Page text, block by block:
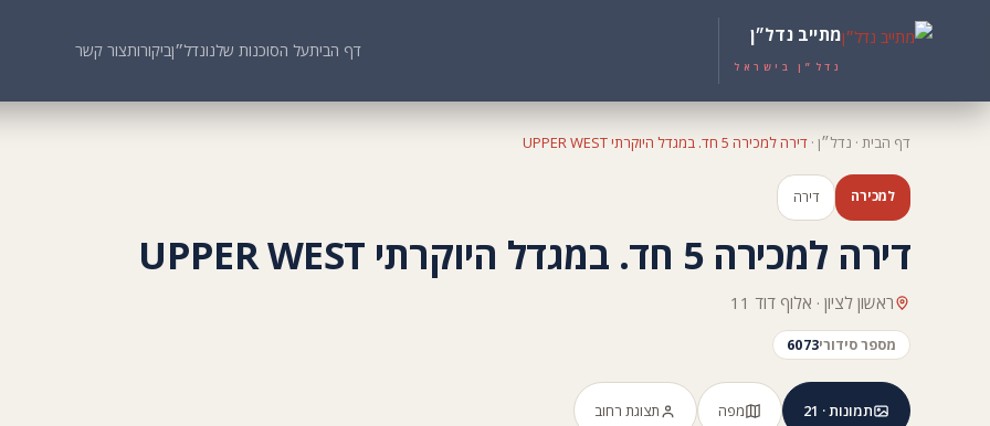
מתייב נדל״ן
נדל״ן בישראל
דף הביתעל הסוכנות שלנונדל״ןביקורותצור קשר
דף הבית · נדל״ן · דירה למכירה 5 חד. במגדל היוקרתי UPPER WEST
למכירה דירה
דירה למכירה 5 חד. במגדל היוקרתי UPPER WEST
ראשון לציון · אלוף דוד 11
מספר סידורי6073
תמונות · 21 מפה תצוגת רחוב